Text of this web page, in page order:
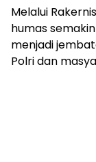
Melalui
humas
menjadi
Polri dan